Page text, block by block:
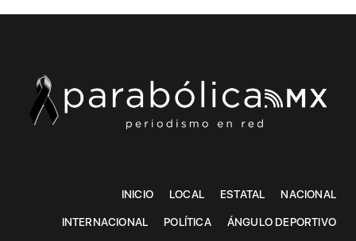
INICIO LOCAL ESTATAL NACIONAL
INTERNACIONAL POLÍTICA ÁNGULO DEPORTIVO